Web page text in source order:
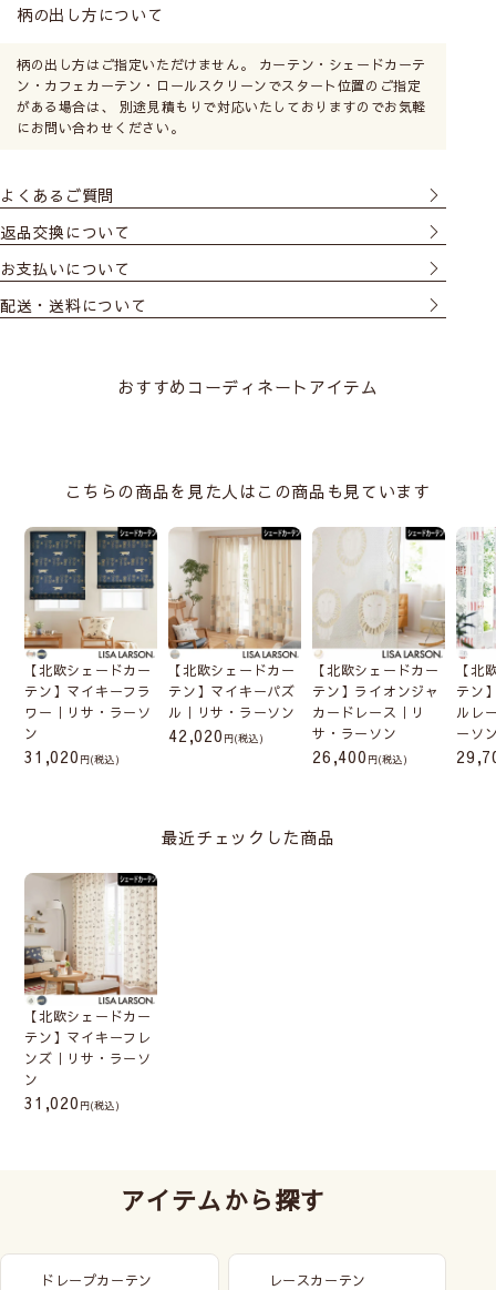
窓枠の外側の壁に取付ける
ので、窓枠が隠れるように
大きいサイズにします。光
専用の金具でカーテンレー
つマイナスです。カーテン
シェードの取付け方法
サイズの測り方
メカ本体は分解したり、生地からコードを
外さないでください。
にあがらなくなる恐れがあります)
柄の出し方について
柄の出し方はご指定いただけません。 カーテン・シェードカーテ
ン・カフェカーテン・ロールスクリーンでスタート位置のご指定
がある場合は、 別途見積もりで対応いたしておりますのでお気軽
にお問い合わせください。
よくあるご質問
返品交換について
お支払いについて
配送・送料について
おすすめコーディネートアイテム
こちらの商品を見た人はこの商品も見ています
【北欧シェードカー
テン】マイキーフラ
ワー｜リサ・ラーソ
ン
31,020 (税込)
【北欧シェードカー
テン】マイキーパズ
ル｜リサ・ラーソン
42,020 (税込)
【北欧シェードカー
テン】ライオンジャ
カードレース｜リ
サ・ラーソン
26,400 (税込)
【北
テン
ルレ
ーソ
最近チェックした商品
【北欧シェードカー
テン】マイキーフレ
ンズ｜リサ・ラーソ
ン
31,020 (税込)
アイテムから探す
ドレープカーテン レースカーテン